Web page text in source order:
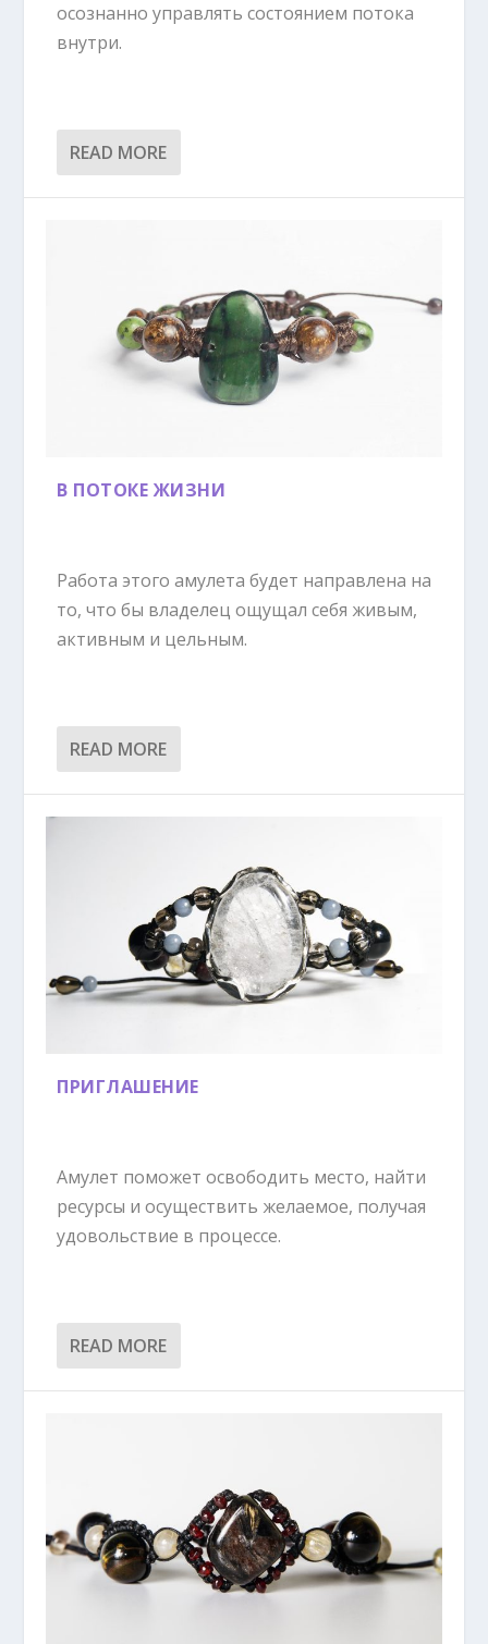
осознанно управлять состоянием потока
внутри.
READ MORE
В ПОТОКЕ ЖИЗНИ
Работа этого амулета будет направлена на
то, что бы владелец ощущал себя живым,
активным и цельным.
READ MORE
ПРИГЛАШЕНИЕ
Амулет поможет освободить место, найти
ресурсы и осуществить желаемое, получая
удовольствие в процессе.
READ MORE